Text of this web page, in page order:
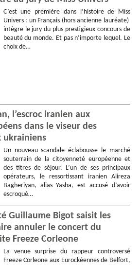
C’est une première dans l’histoire de Miss
Univers : un Français (hors ancienne lauréate)
intègre le jury du plus prestigieux concours de
beauté du monde. Et pas n’importe lequel. Le
choix de…
l’escroc iranien aux
dans le viseur des
ukrainiens
Un nouveau scandale éclabousse le marché
souterrain de la citoyenneté européenne et
des titres de séjour. L’un de ses principaux
opérateurs, le ressortissant iranien Alireza
Bagheriyan, alias Yasha, est accusé d’avoir
escroqué…
Guillaume Bigot saisit les
annuler le concert du
Freeze Corleone
La venue surprise du rappeur controversé
Freeze Corleone aux Eurockéennes de Belfort,